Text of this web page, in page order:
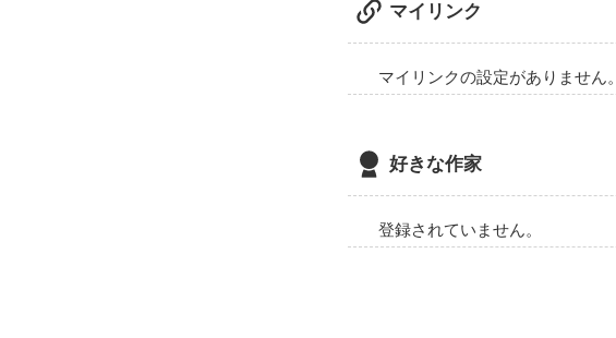
交差していく心。
「メイド口調で俺を誘って」
悠生のＳ度が増した!?
マイリンク
マイリンクの設定がありません。
好きな作家
登録されていません。